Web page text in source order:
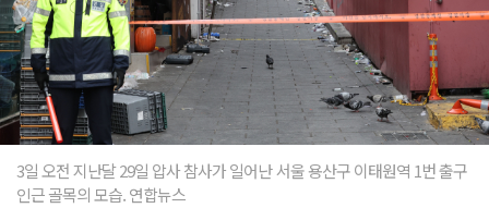
3일 오전 지난달 29일 압사 참사가 일어난 서울 용산구 이태원역 1번 출구
인근 골목의 모습. 연합뉴스